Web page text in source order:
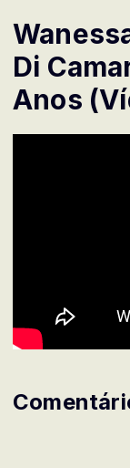
Di
Anos